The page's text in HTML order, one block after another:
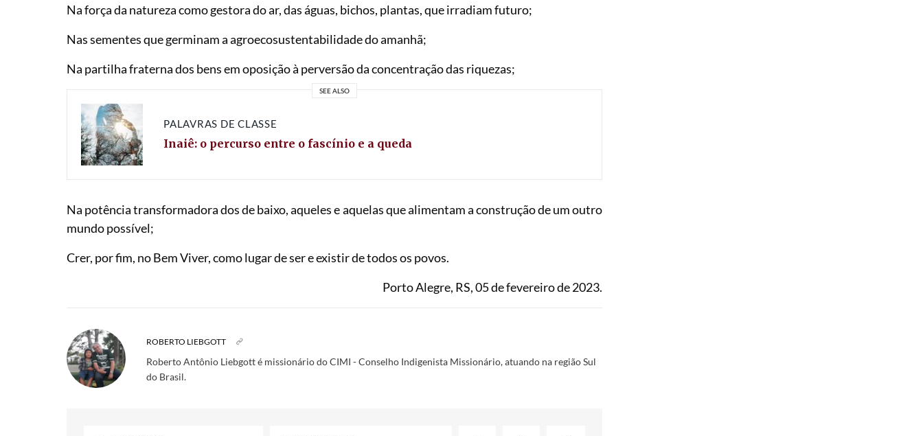
Na força da natureza como gestora do ar, das águas, bichos, plantas, que irradiam futuro;
Nas sementes que germinam a agroecosustentabilidade do amanhã;
Na partilha fraterna dos bens em oposição à perversão da concentração das riquezas;
SEE ALSO
PALAVRAS DE CLASSE
Inaiê: o percurso entre o fascínio e a queda
Na potência transformadora dos de baixo, aqueles e aquelas que alimentam a construção de um outro
mundo possível;
Crer, por fim, no Bem Viver, como lugar de ser e existir de todos os povos.
Porto Alegre, RS, 05 de fevereiro de 2023.
ROBERTO LIEBGOTT
Roberto Antônio Liebgott é missionário do CIMI - Conselho Indigenista Missionário, atuando na região Sul
do Brasil.